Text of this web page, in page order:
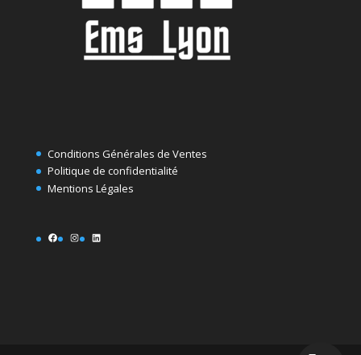
Conditions Générales de Ventes
Politique de confidentialité
Mentions Légales
Facebook
Instagram
LinkedIn